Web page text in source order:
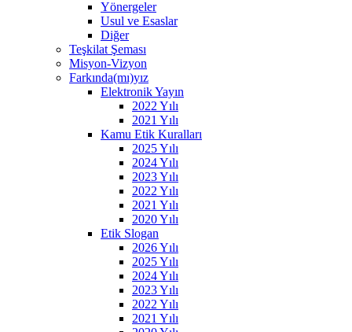
Yönergeler
Usul ve Esaslar
Diğer
Teşkilat Şeması
Misyon-Vizyon
Farkında(mı)yız
Elektronik Yayın
2022 Yılı
2021 Yılı
Kamu Etik Kuralları
2025 Yılı
2024 Yılı
2023 Yılı
2022 Yılı
2021 Yılı
2020 Yılı
Etik Slogan
2026 Yılı
2025 Yılı
2024 Yılı
2023 Yılı
2022 Yılı
2021 Yılı